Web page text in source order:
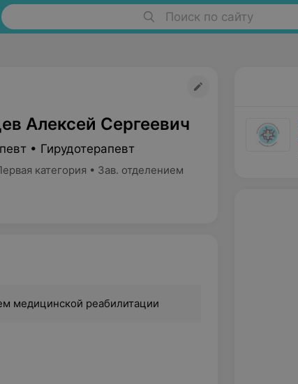
Поиск по сайту
Алексей Сергеевич
• Гирудотерапевт
категория • Зав. отделением
медицинской реабилитации